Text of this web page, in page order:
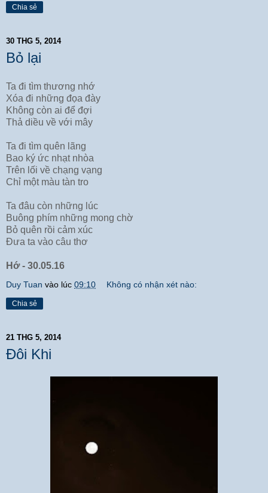
Chia sẻ
30 THG 5, 2014
Bỏ lại
Ta đi tìm thương nhớ
Xóa đi những đọa đày
Không còn ai để đợi
Thả diều về với mây
Ta đi tìm quên lãng
Bao ký ức nhạt nhòa
Trên lối về chạng vạng
Chỉ một màu tàn tro
Ta đâu còn những lúc
Buông phím những mong chờ
Bỏ quên rồi cảm xúc
Đưa ta vào câu thơ
Hớ - 30.05.16
Duy Tuan vào lúc 09:10 Không có nhận xét nào:
Chia sẻ
21 THG 5, 2014
Đôi Khi